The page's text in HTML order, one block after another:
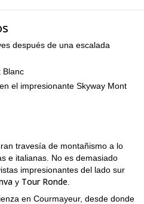
después de una escalada
Blanc
el impresionante Skyway Mont
travesía de montañismo a lo
e italianas. No es demasiado
impresionantes del lado sur
y Tour Ronde
en Courmayeur, desde donde